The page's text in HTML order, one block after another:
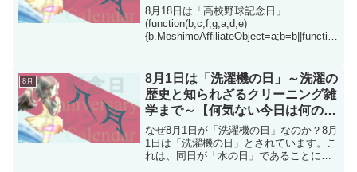
日？】
8月18日は「高校野球記念日」
(function(b,c,f,g,a,d,e)
{b.MoshimoAffiliateObject=a;b=b||function
8月
8月1日は「洗濯機の日」～洗濯の
歴史と知られざるクリーニング雑
学まで～【何気ない今日は何の
日？】
なぜ8月1日が「洗濯機の日」なのか？8月
1日は「洗濯機の日」とされています。こ
れは、同日が「水の日」であることに由